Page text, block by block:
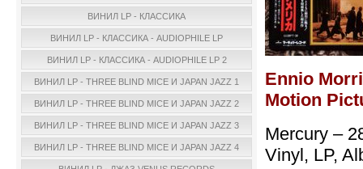
ВИНИЛ LP - КЛАССИКА
ВИНИЛ LP - КЛАССИКА - AUDIOPHILE LP
ВИНИЛ LP - КЛАССИКА - AUDIOPHILE LP 2
ВИНИЛ LP - THREE BLIND MICE И JAPAN JAZZ 1
ВИНИЛ LP - THREE BLIND MICE И JAPAN JAZZ 2
ВИНИЛ LP - THREE BLIND MICE И JAPAN JAZZ 3
ВИНИЛ LP - THREE BLIND MICE И JAPAN JAZZ 4
Ennio
Motion
Mercury –
Vinyl, LP,